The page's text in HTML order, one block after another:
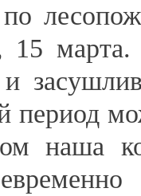
15 марта.
и
период
наша